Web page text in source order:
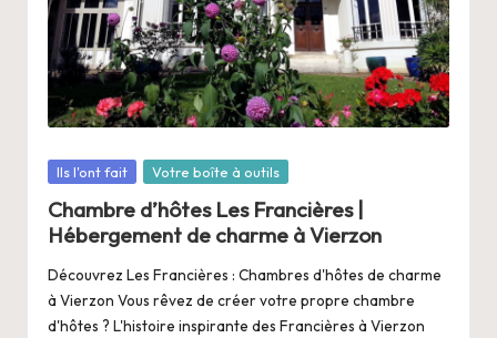
n
e
r
s
a
V
ie
Posté
Ils l'ont fait Votre boîte à outils
Chambre d’hôtes Les Francières |
Hébergement de charme à Vierzon
Découvrez Les Francières : Chambres d'hôtes de charme
à Vierzon Vous rêvez de créer votre propre chambre
d'hôtes ? L'histoire inspirante des Francières à Vierzon